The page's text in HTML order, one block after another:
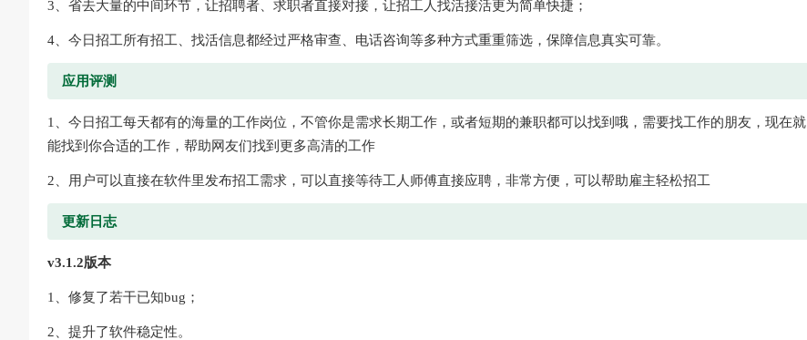
3、省去大量的中间环节，让招聘者、求职者直接对接，让招工人找活接活更为简单快捷；
4、今日招工所有招工、找活信息都经过严格审查、电话咨询等多种方式重重筛选，保障信息真实可靠。
应用评测
1、今日招工每天都有的海量的工作岗位，不管你是需求长期工作，或者短期的兼职都可以找到哦，需要找工作的朋友，现在就
能找到你合适的工作，帮助网友们找到更多高清的工作
2、用户可以直接在软件里发布招工需求，可以直接等待工人师傅直接应聘，非常方便，可以帮助雇主轻松招工
更新日志
v3.1.2版本
1、修复了若干已知bug；
2、提升了软件稳定性。